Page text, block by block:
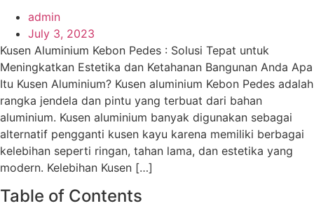
admin
July 3, 2023
Kusen Aluminium Kebon Pedes : Solusi Tepat untuk
Meningkatkan Estetika dan Ketahanan Bangunan Anda Apa
Itu Kusen Aluminium? Kusen aluminium Kebon Pedes adalah
rangka jendela dan pintu yang terbuat dari bahan
aluminium. Kusen aluminium banyak digunakan sebagai
alternatif pengganti kusen kayu karena memiliki berbagai
kelebihan seperti ringan, tahan lama, dan estetika yang
modern. Kelebihan Kusen […]
Table of Contents